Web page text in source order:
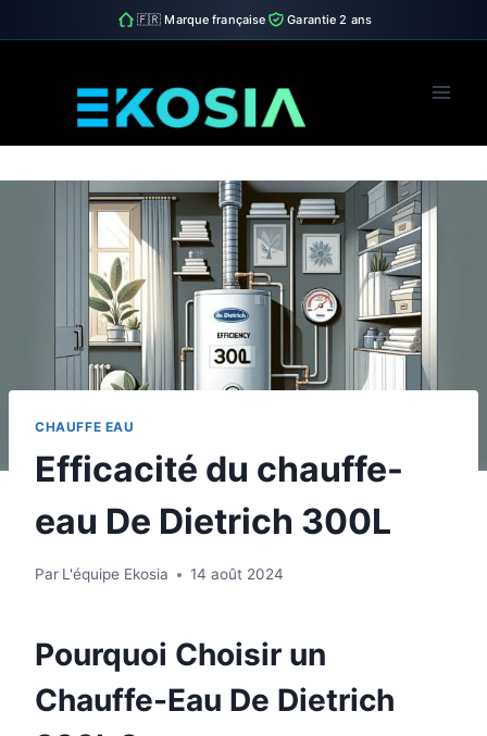
🇫🇷 Marque française Garantie 2 ans
CHAUFFE EAU
Efficacité du chauffe-
eau De Dietrich 300L
Par L'équipe Ekosia 14 août 2024
Pourquoi Choisir un
Chauffe-Eau De Dietrich